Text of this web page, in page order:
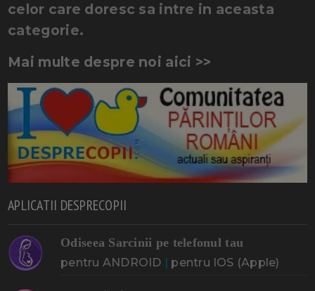
celor care doresc sa intre in aceasta
categorie.
Mai multe despre noi aici >>
APLICATII DESPRECOPII
Odiseea Sarcinii pe telefonul tau
pentru ANDROID | pentru IOS (Apple)